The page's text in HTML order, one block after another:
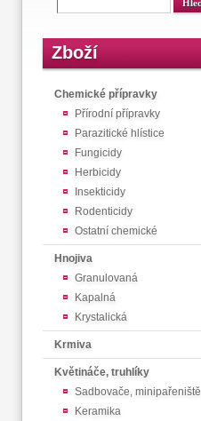
Zboží
Chemické přípravky
Přírodní přípravky
Parazitické hlístice
Fungicidy
Herbicidy
Insekticidy
Rodenticidy
Ostatní chemické
Hnojiva
Granulovaná
Kapalná
Krystalická
Krmiva
Květináče, truhlíky
Sadbovače, minipařeniště
Keramika